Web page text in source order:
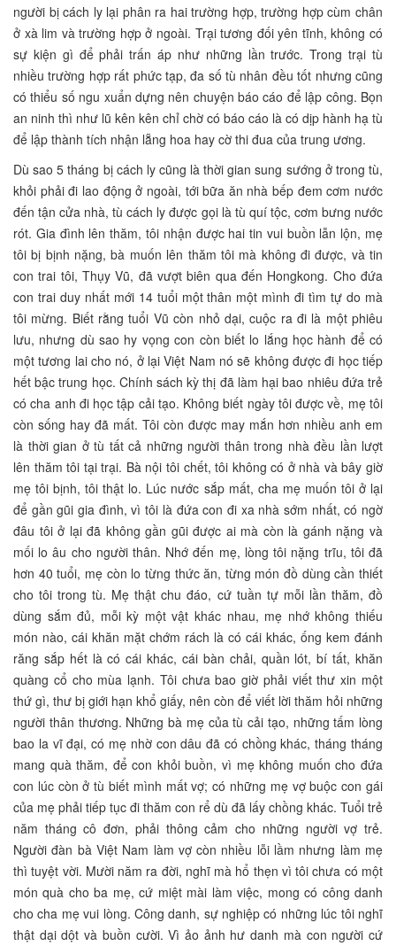
người bị cách ly lại phân ra hai trường hợp, trường hợp cùm chân
ở xà lim và trường hợp ở ngoài. Trại tương đối yên tĩnh, không có
sự kiện gì để phải trấn áp như những lần trước. Trong trại tù
nhiều trường hợp rất phức tạp, đa số tù nhân đều tốt nhưng cũng
có thiểu số ngu xuẩn dựng nên chuyện báo cáo để lập công. Bọn
an ninh thì như lũ kên kên chỉ chờ có báo cáo là có dịp hành hạ tù
để lập thành tích nhận lẵng hoa hay cờ thi đua của trung ương.
Dù sao 5 tháng bị cách ly cũng là thời gian sung sướng ở trong tù,
khỏi phải đi lao động ở ngoài, tới bữa ăn nhà bếp đem cơm nước
đến tận cửa nhà, tù cách ly được gọi là tù quí tộc, cơm bưng nước
rót. Gia đình lên thăm, tôi nhận được hai tin vui buồn lẫn lộn, mẹ
tôi bị bịnh nặng, bà muốn lên thăm tôi mà không đi được, và tin
con trai tôi, Thụy Vũ, đã vượt biên qua đến Hongkong. Cho đứa
con trai duy nhất mới 14 tuổi một thân một mình đi tìm tự do mà
tôi mừng. Biết rằng tuổi Vũ còn nhỏ dại, cuộc ra đi là một phiêu
lưu, nhưng dù sao hy vọng con còn biết lo lắng học hành để có
một tương lai cho nó, ở lại Việt Nam nó sẽ không được đi học tiếp
hết bậc trung học. Chính sách kỳ thị đã làm hại bao nhiêu đứa trẻ
có cha anh đi học tập cải tạo. Không biết ngày tôi được về, mẹ tôi
còn sống hay đã mất. Tôi còn được may mắn hơn nhiều anh em
là thời gian ở tù tất cả những người thân trong nhà đều lần lượt
lên thăm tôi tại trại. Bà nội tôi chết, tôi không có ở nhà và bây giờ
mẹ tôi bịnh, tôi thật lo. Lúc nước sắp mất, cha mẹ muốn tôi ở lại
để gần gũi gia đình, vì tôi là đứa con đi xa nhà sớm nhất, có ngờ
đâu tôi ở lại đã không gần gũi được ai mà còn là gánh nặng và
mối lo âu cho người thân. Nhớ đến mẹ, lòng tôi nặng trĩu, tôi đã
hơn 40 tuổi, mẹ còn lo từng thức ăn, từng món đồ dùng cần thiết
cho tôi trong tù. Mẹ thật chu đáo, cứ tuần tự mỗi lần thăm, đồ
dùng sắm đủ, mỗi kỳ một vật khác nhau, mẹ nhớ không thiếu
món nào, cái khăn mặt chớm rách là có cái khác, ống kem đánh
răng sắp hết là có cái khác, cái bàn chải, quần lót, bí tất, khăn
quàng cổ cho mùa lạnh. Tôi chưa bao giờ phải viết thư xin một
thứ gì, thư bị giới hạn khổ giấy, nên còn để viết lời thăm hỏi những
người thân thương. Những bà mẹ của tù cải tạo, những tấm lòng
bao la vĩ đại, có mẹ nhờ con dâu đã có chồng khác, tháng tháng
mang quà thăm, để con khỏi buồn, vì mẹ không muốn cho đứa
con lúc còn ở tù biết mình mất vợ; có những mẹ vợ buộc con gái
của mẹ phải tiếp tục đi thăm con rể dù đã lấy chồng khác. Tuổi trẻ
năm tháng cô đơn, phải thông cảm cho những người vợ trẻ.
Người đàn bà Việt Nam làm vợ còn nhiều lỗi lầm nhưng làm mẹ
thì tuyệt vời. Mười năm ra đời, nghĩ mà hổ thẹn vì tôi chưa có một
món quà cho ba mẹ, cứ miệt mài làm việc, mong có công danh
cho cha mẹ vui lòng. Công danh, sự nghiệp có những lúc tôi nghĩ
thật dại dột và buồn cười. Vì ảo ảnh hư danh mà con người cứ